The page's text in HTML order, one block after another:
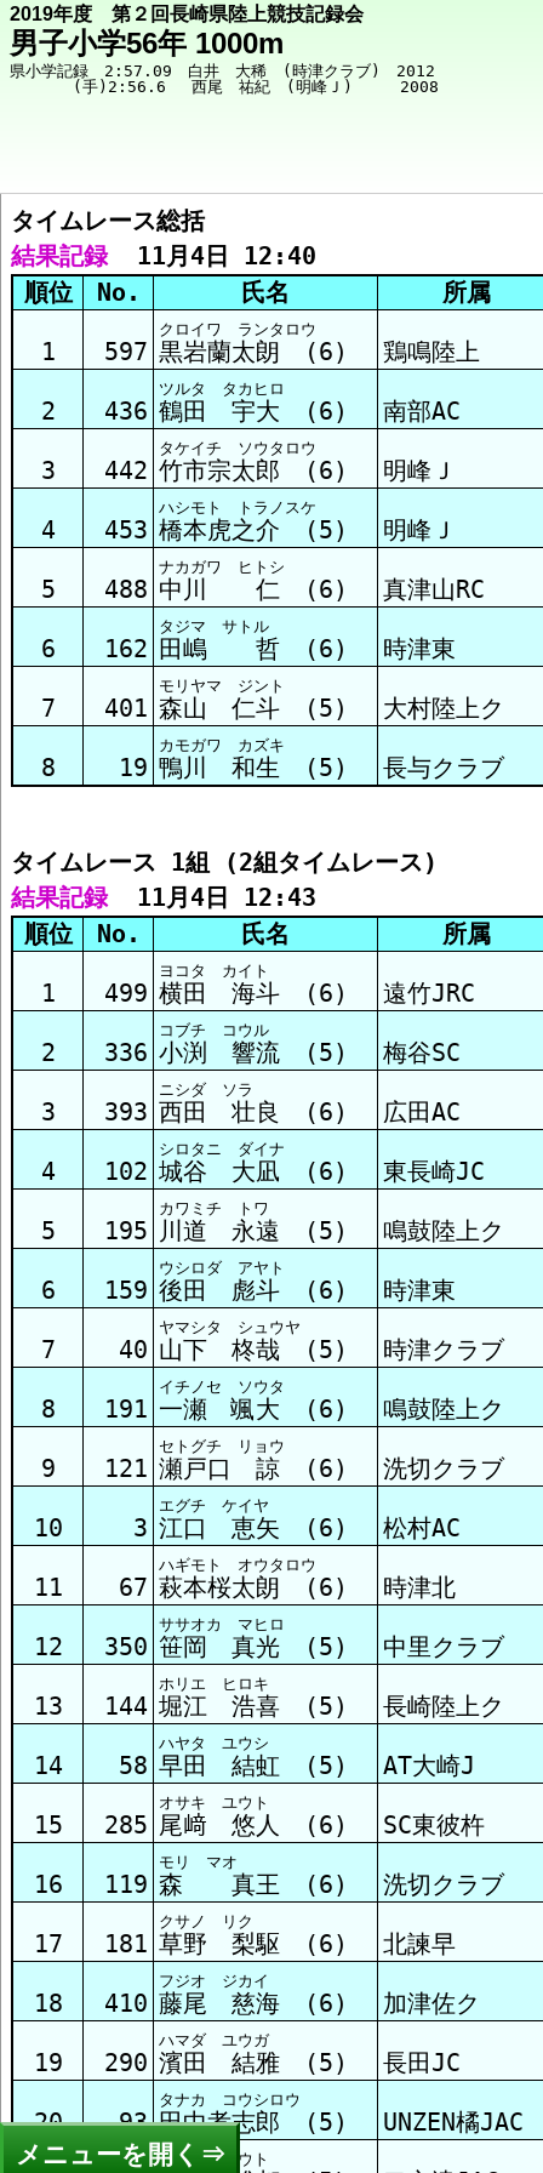
2019年度 第２回長崎県陸上競技記録会
男子小学56年 1000m
県小学記録　2:57.09　白井　大稀　(時津クラブ)　2012
メニュー
競技メニューへ
総括 結果
ﾀｲﾑﾚｰｽ1組 結果
ﾀｲﾑﾚｰｽ2組 結果
タイムレース総括
結果記録
  11月4日 12:40
順位
No. 氏名 所属
1 597
クロイワ ランタロウ
黒岩蘭太朗 (6) 鶏鳴陸上
2 436
ツルタ タカヒロ
鶴田 宇大 (6) 南部AC
3 442
タケイチ ソウタロウ
竹市宗太郎 (6) 明峰Ｊ
4 453
ハシモト トラノスケ
橋本虎之介 (5) 明峰Ｊ
5 488
ナカガワ ヒトシ
中川 仁 (6) 真津山RC
6 162
タジマ サトル
田嶋 哲 (6) 時津東
7 401
モリヤマ ジント
森山 仁斗 (5) 大村陸上ク
8 19
カモガワ カズキ
鴨川 和生 (5) 長与クラブ
タイムレース 1組 (2組タイムレース)
結果記録
  11月4日 12:43
順位
No. 氏名 所属
1 499
ヨコタ カイト
横田 海斗 (6) 遠竹JRC
2 336
コブチ コウル
小渕 響流 (5) 梅谷SC
3 393
ニシダ ソラ
西田 壮良 (6) 広田AC
4 102
シロタニ ダイナ
城谷 大凪 (6) 東長崎JC
5 195
カワミチ トワ
川道 永遠 (5) 鳴鼓陸上ク
6 159
ウシロダ アヤト
後田 彪斗 (6) 時津東
7 40
ヤマシタ シュウヤ
山下 柊哉 (5) 時津クラブ
8 191
イチノセ ソウタ
一瀬 颯大 (6) 鳴鼓陸上ク
9 121
セトグチ リョウ
瀬戸口 諒 (6) 洗切クラブ
10 3
エグチ ケイヤ
江口 恵矢 (6) 松村AC
11 67
ハギモト オウタロウ
萩本桜太朗 (6) 時津北
12 350
ササオカ マヒロ
笹岡 真光 (5) 中里クラブ
13 144
ホリエ ヒロキ
堀江 浩喜 (5) 長崎陸上ク
14 58
ハヤタ ユウシ
早田 結虹 (5) AT大崎J
15 285
オサキ ユウト
尾﨑 悠人 (6) SC東彼杵
16 119
モリ マオ
森 真王 (6) 洗切クラブ
17 181
クサノ リク
草野 梨駆 (6) 北諫早
18 410
フジオ ジカイ
藤尾 慈海 (6) 加津佐ク
19 290
ハマダ ユウガ
濱田 結雅 (5) 長田JC
20 93
タナカ コウシロウ
田中孝志郎 (5) UNZEN橘JAC
タグチ ユウト